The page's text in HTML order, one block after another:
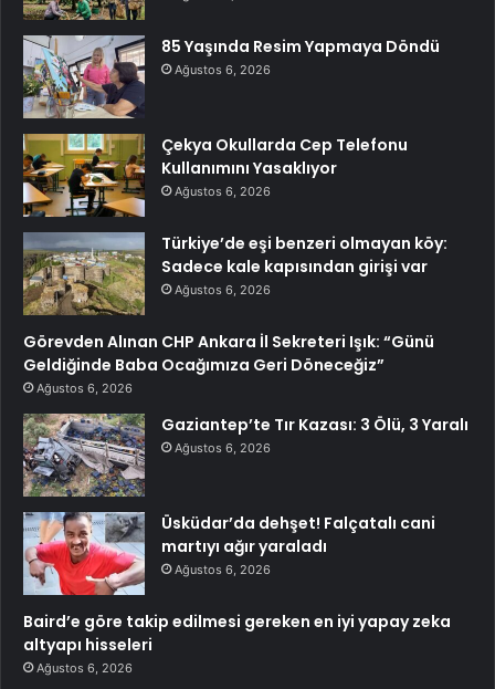
85 Yaşında Resim Yapmaya Döndü
Ağustos 6, 2026
Çekya Okullarda Cep Telefonu
Kullanımını Yasaklıyor
Ağustos 6, 2026
Türkiye’de eşi benzeri olmayan köy:
Sadece kale kapısından girişi var
Ağustos 6, 2026
Görevden Alınan CHP Ankara İl Sekreteri Işık: “Günü
Geldiğinde Baba Ocağımıza Geri Döneceğiz”
Ağustos 6, 2026
Gaziantep’te Tır Kazası: 3 Ölü, 3 Yaralı
Ağustos 6, 2026
Üsküdar’da dehşet! Falçatalı cani
martıyı ağır yaraladı
Ağustos 6, 2026
Baird’e göre takip edilmesi gereken en iyi yapay zeka
altyapı hisseleri
Ağustos 6, 2026